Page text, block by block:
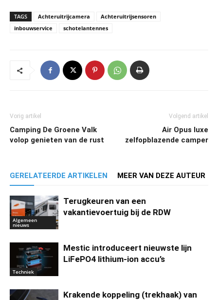
TAGS Achteruitrijcamera
Achteruitrijsensoren
inbouwservice
schotelantennes
Vorig artikel
Camping De Groene Valk
volop genieten van de rust
Volgend artikel
Air Opus luxe
zelfopblazende camper
GERELATEERDE ARTIKELEN MEER VAN DEZE AUTEUR
Algemeen
nieuws
Terugkeuren van een
vakantievoertuig bij de RDW
Techniek
Mestic introduceert nieuwste lijn
LiFePO4 lithium-ion accu’s
Krakende koppeling (trekhaak) van